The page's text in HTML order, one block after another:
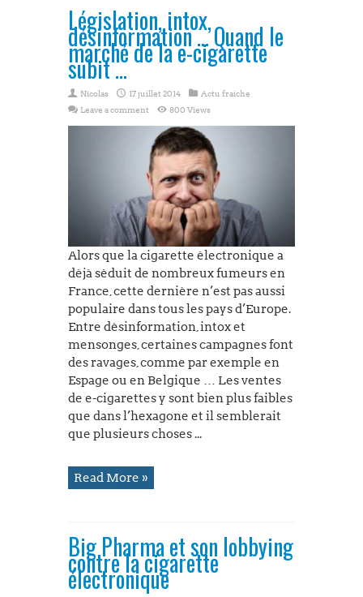
Législation, intox,
désinformation … Quand le
marché de la e-cigarette
subit …
Nicolas 17 juillet 2014
Actu fraiche
Leave a comment
800 Views
Alors que la cigarette électronique a
déjà séduit de nombreux fumeurs en
France, cette dernière n’est pas aussi
populaire dans tous les pays d’Europe.
Entre désinformation, intox et
mensonges, certaines campagnes font
des ravages, comme par exemple en
Espage ou en Belgique … Les ventes
de e-cigarettes y sont bien plus faibles
que dans l’hexagone et il semblerait
que plusieurs choses ...
Read More »
Big Pharma et son lobbying
contre la cigarette
électronique